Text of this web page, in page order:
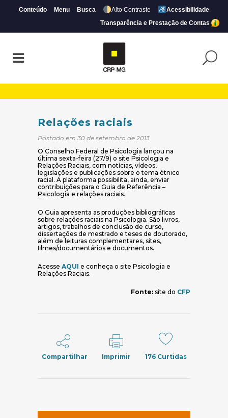
Conteúdo Menu Busca Alto Contraste
Acessibilidade
Transparência e Prestação de Contas
Relações raciais
Postado em 30 de setembro de 2013
O Conselho Federal de Psicologia lançou na
última sexta-feira (27/9) o site Psicologia e
Relações Raciais, com notícias, vídeos,
legislações e publicações sobre o tema étnico
racial. A plataforma possibilita, ainda, enviar
contribuições para o Guia de Referência –
Psicologia e relações raciais.
O Guia apresenta as produções bibliográﬁcas
sobre relações raciais na Psicologia. São livros,
artigos, trabalhos de conclusão de curso,
dissertações de mestrado e teses de doutorado,
além de leituras complementares, sites,
ﬁlmes/documentários e documentos.
Acesse AQUI e conheça o site Psicologia e
Relações Raciais.
Fonte: site do CFP
Compartilhar Imprimir 176Curtidas